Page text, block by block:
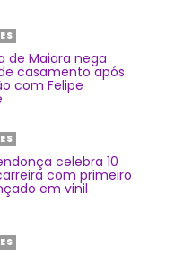
de Maiara nega
casamento após
com Felipe
celebra 10
com primeiro
em vinil